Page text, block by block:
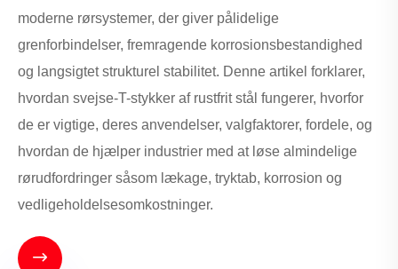
moderne rørsystemer, der giver pålidelige
grenforbindelser, fremragende korrosionsbestandighed
og langsigtet strukturel stabilitet. Denne artikel forklarer,
hvordan svejse-T-stykker af rustfrit stål fungerer, hvorfor
de er vigtige, deres anvendelser, valgfaktorer, fordele, og
hvordan de hjælper industrier med at løse almindelige
rørudfordringer såsom lækage, tryktab, korrosion og
vedligeholdelsesomkostninger.
